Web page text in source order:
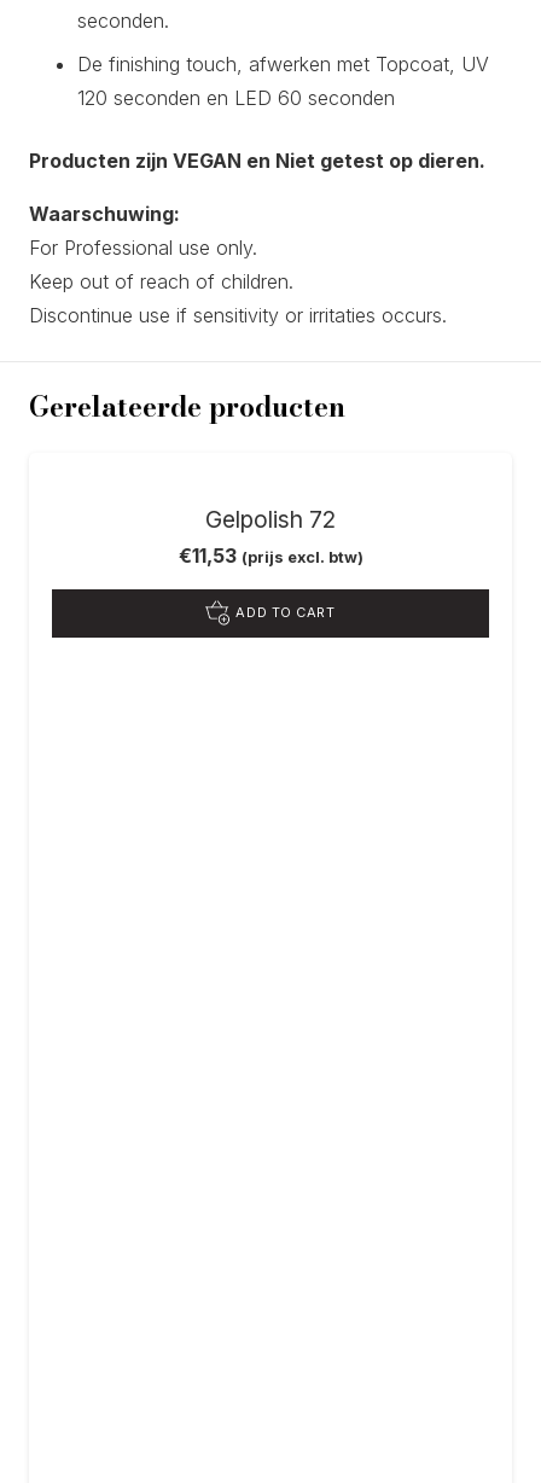
seconden.
De finishing touch, afwerken met Topcoat, UV
120 seconden en LED 60 seconden
Producten zijn VEGAN en Niet getest op dieren.
Waarschuwing:
For Professional use only.
Keep out of reach of children.
Discontinue use if sensitivity or irritaties occurs.
Gerelateerde producten
Gelpolish 72
€11,53 (prijs excl. btw)
ADD TO CART